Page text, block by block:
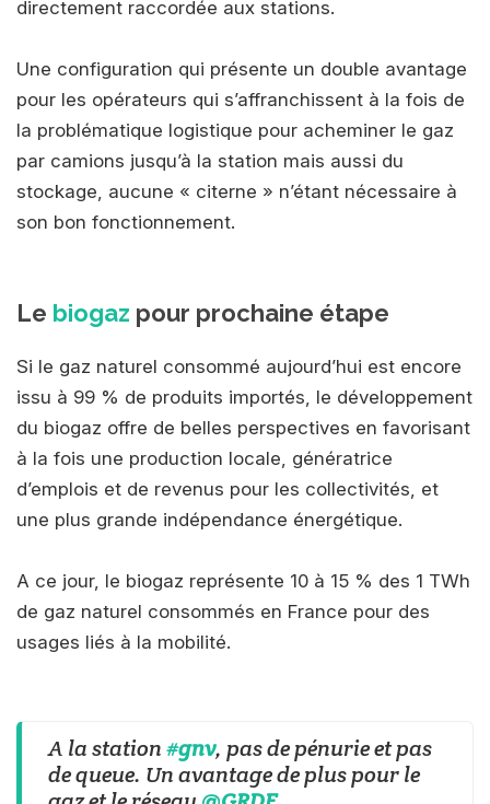
directement raccordée aux stations.
Une configuration qui présente un double avantage
pour les opérateurs qui s’affranchissent à la fois de
la problématique logistique pour acheminer le gaz
par camions jusqu’à la station mais aussi du
stockage, aucune « citerne » n’étant nécessaire à
son bon fonctionnement.
Le biogaz pour prochaine étape
Si le gaz naturel consommé aujourd’hui est encore
issu à 99 % de produits importés, le développement
du biogaz offre de belles perspectives en favorisant
à la fois une production locale, génératrice
d’emplois et de revenus pour les collectivités, et
une plus grande indépendance énergétique.
A ce jour, le biogaz représente 10 à 15 % des 1 TWh
de gaz naturel consommés en France pour des
usages liés à la mobilité.
A la station#gnv, pas de pénurie et pas
de queue. Un avantage de plus pour le